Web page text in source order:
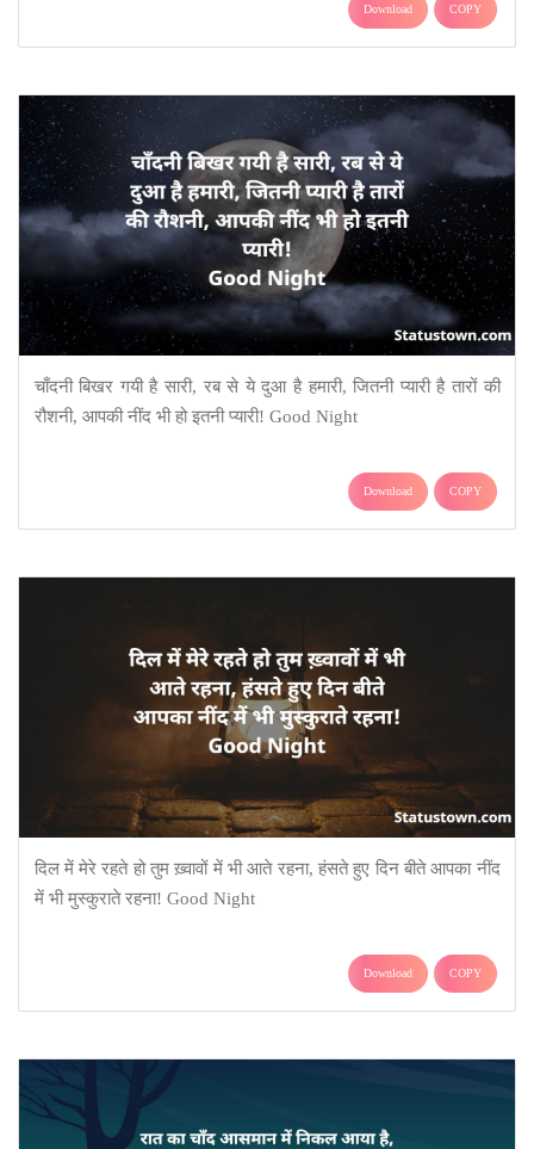
Download COPY
चाँदनी बिखर गयी है सारी, रब से ये दुआ है हमारी, जितनी प्यारी है तारों की
रौशनी, आपकी नींद भी हो इतनी प्यारी! Good Night
Download COPY
दिल में मेरे रहते हो तुम ख़्वावों में भी आते रहना, हंसते हुए दिन बीते आपका नींद
में भी मुस्कुराते रहना! Good Night
Download COPY